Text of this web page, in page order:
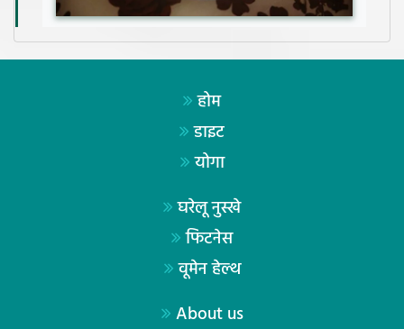
होम
डाइट
योगा
घरेलू नुस्खे
फिटनेस
वूमेन हेल्थ
About us